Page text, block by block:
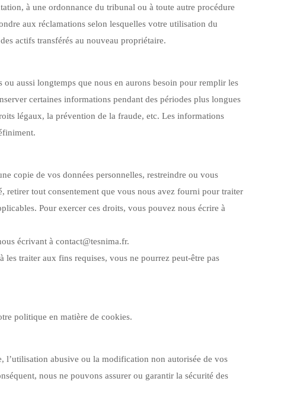
à une ordonnance du tribunal ou à toute autre procédure
aux réclamations selon lesquelles votre utilisation du
actifs transférés au nouveau propriétaire.
aussi longtemps que nous en aurons besoin pour remplir les
certaines informations pendant des périodes plus longues
légaux, la prévention de la fraude, etc. Les informations
copie de vos données personnelles, restreindre ou vous
retirer tout consentement que vous nous avez fourni pour traiter
Pour exercer ces droits, vous pouvez nous écrire à
écrivant à contact@tesnima.fr.
traiter aux fins requises, vous ne pourrez peut-être pas
politique en matière de cookies.
l’utilisation abusive ou la modification non autorisée de vos
nous ne pouvons assurer ou garantir la sécurité des